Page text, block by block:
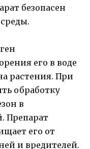
безопасен
его в воде
растения. При
обработку
в
Препарат
его от
и вредителей.